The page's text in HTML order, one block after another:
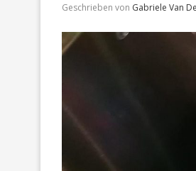
Geschrieben von Gabriele Van